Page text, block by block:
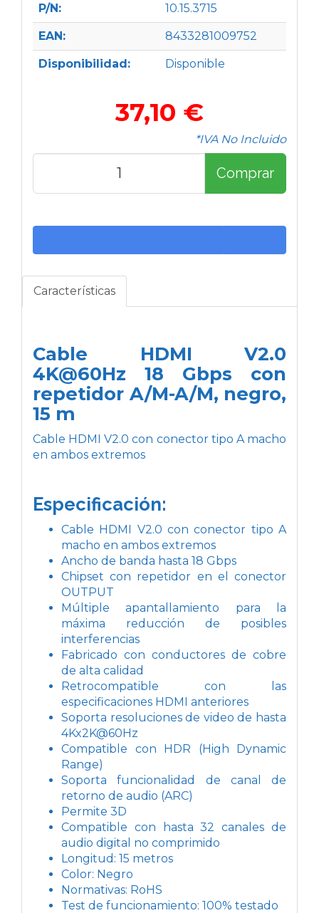
P/N: 10.15.3715
EAN: 8433281009752
Disponibilidad: Disponible
37,10 €
*IVA No Incluido
Comprar
Características
Cable HDMI V2.0
4K@60Hz 18 Gbps con
repetidor A/M-A/M, negro,
15 m
Cable HDMI V2.0 con conector tipo A macho
en ambos extremos
Especificación:
Cable HDMI V2.0 con conector tipo A
macho en ambos extremos
Ancho de banda hasta 18 Gbps
Chipset con repetidor en el conector
OUTPUT
Múltiple apantallamiento para la
máxima reducción de posibles
interferencias
Fabricado con conductores de cobre
de alta calidad
Retrocompatible con las
especificaciones HDMI anteriores
Soporta resoluciones de video de hasta
4Kx2K@60Hz
Compatible con HDR (High Dynamic
Range)
Soporta funcionalidad de canal de
retorno de audio (ARC)
Permite 3D
Compatible con hasta 32 canales de
audio digital no comprimido
Longitud: 15 metros
Color: Negro
Normativas: RoHS
Test de funcionamiento: 100% testado